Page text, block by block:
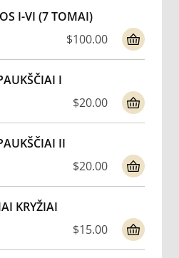
I-VI (7 TOMAI)
$100.00
I
$20.00
II
$20.00
KRYŽIAI
$15.00